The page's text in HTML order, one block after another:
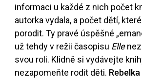
informaci u každé z nich počet
autorka vydala, a počet dětí,
porodit. Ty pravé úspěšné
už tehdy v režii časopisu Elle
svou roli. Klidně si vydávejte
nezapomeňte rodit děti. Rebelka